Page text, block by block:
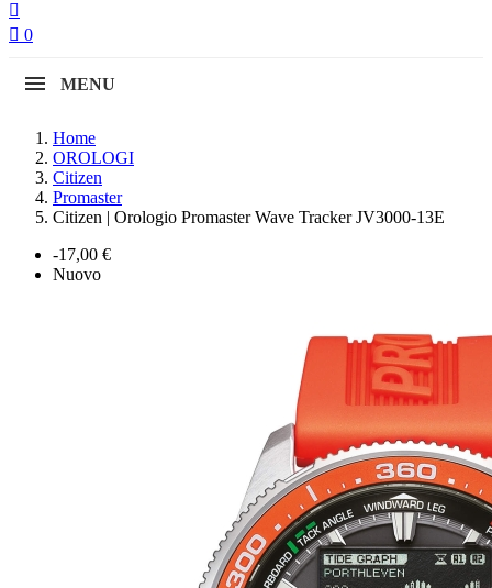

 0
MENU
Home
OROLOGI
Citizen
Promaster
Citizen | Orologio Promaster Wave Tracker JV3000-13E
-17,00 €
Nuovo